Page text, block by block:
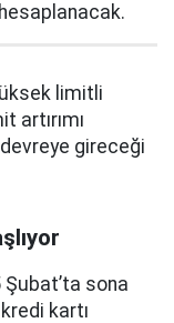
limitli
artırımı
gireceği
Şubat’ta sona
kartı